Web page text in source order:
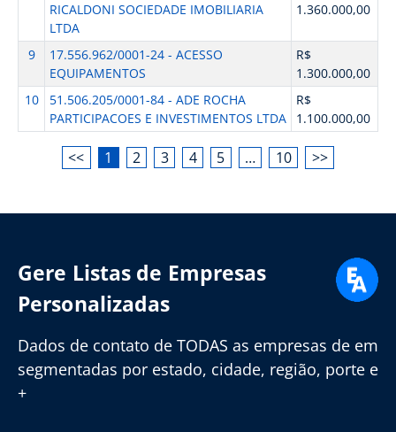
RICALDONI SOCIEDADE IMOBILIARIA
LTDA
1.360.000,00
9
17.556.962/0001-24 - ACESSO
EQUIPAMENTOS
R$
1.300.000,00
10
51.506.205/0001-84 - ADE ROCHA
PARTICIPACOES E INVESTIMENTOS LTDA
R$
1.100.000,00
<< 1 2 3 4 5 … 10 >>
Gere Listas de Empresas
Personalizadas
Dados de contato de TODAS as empresas de em
segmentadas por estado, cidade, região, porte e
+